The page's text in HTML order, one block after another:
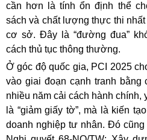
cần hơn là tính ổn định thể
sách và chất lượng thực thi
cơ sở. Đây là “đường đua”
cách thủ tục thông thường.
Ở góc độ quốc gia, PCI 2025
vào giai đoạn cạnh tranh
nhiều năm cải cách hành chính,
là “giảm giấy tờ”, mà là kiến
doanh nghiệp tư nhân. Đó